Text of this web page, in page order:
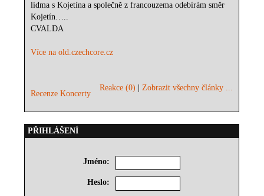
lidma s Kojetína a společně z francouzema odebírám směr
Kojetín…..
CVALDA
Více na old.czechcore.cz
Recenze Koncerty
Reakce (0) |Zobrazit všechny články ...
PŘIHLÁŠENÍ
Jméno:
Heslo: